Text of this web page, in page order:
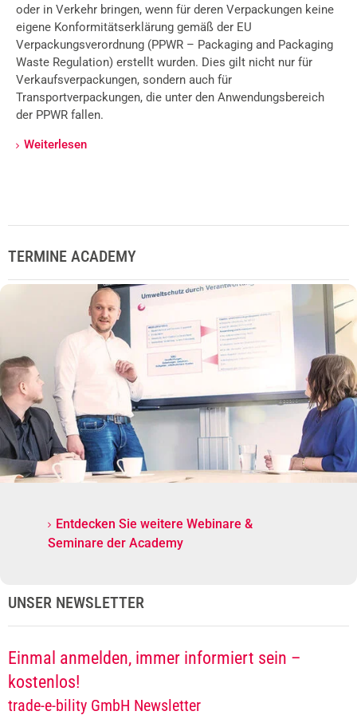
Verpackungen in der gesamten Europäischen Union. Ziel ist
es, Verbrauchern das richtige Trennen von
Verpackungsabfällen zu erleichtern, die Kreislaufwirtschaft
zu stärken und europaweit einheitliche Kennzeichnungen
einzuführen.
Weiterlesen
TERMINE ACADEMY
Entdecken Sie weitere Webinare &
Seminare der Academy
UNSER NEWSLETTER
Einmal anmelden, immer informiert sein –
kostenlos!
trade-e-bility GmbH Newsletter